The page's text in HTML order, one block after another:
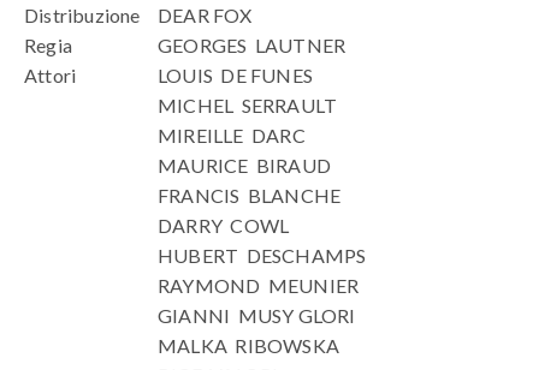
Distribuzione
DEAR FOX
Regia
GEORGES LAUTNER
Attori
LOUIS DE FUNES
MICHEL SERRAULT
MIREILLE DARC
MAURICE BIRAUD
FRANCIS BLANCHE
DARRY COWL
HUBERT DESCHAMPS
RAYMOND MEUNIER
GIANNI MUSY GLORI
MALKA RIBOWSKA